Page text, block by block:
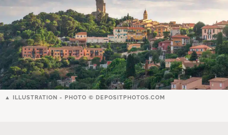
ILLUSTRATION - PHOTO © DEPOSITPHOTOS.COM